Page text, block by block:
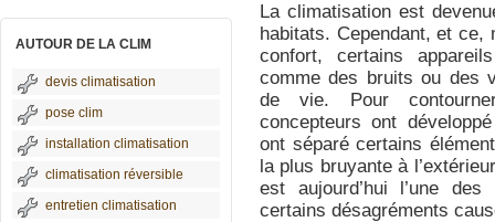
AUTOUR DE LA CLIM
devis climatisation
pose clim
installation climatisation
climatisation réversible
entretien climatisation
La climatisation est
habitats. Cependant, et
confort, certains
comme des bruits ou des
de vie. Pour
concepteurs ont
ont séparé certains
la plus bruyante à
est aujourd’hui l’une
certains désagréments